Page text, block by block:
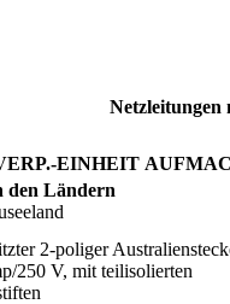
Netzleitungen
EINHEIT
den Ländern
2-poliger
250 V, mit teilisolierten